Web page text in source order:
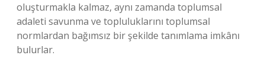
oluşturmakla kalmaz, aynı zamanda toplumsal
adaleti savunma ve topluluklarını toplumsal
normlardan bağımsız bir şekilde tanımlama imkânı
bulurlar.